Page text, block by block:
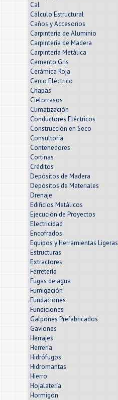
Cal
Cálculo Estructural
Caños y Accesorios
Carpintería de Aluminio
Carpintería de Madera
Carpintería Metálica
Cemento Gris
Cerámica Roja
Cerco Eléctrico
Chapas
Cielorrasos
Climatización
Conductores Eléctricos
Construcción en Seco
Consultoría
Contenedores
Cortinas
Créditos
Depósitos de Madera
Depósitos de Materiales
Drenaje
Edificios Metálicos
Ejecución de Proyectos
Electricidad
Encofrados
Equipos y Herramientas Ligeras
Estructuras
Extractores
Ferretería
Fugas de agua
Fumigación
Fundaciones
Fundiciones
Galpones Prefabricados
Gaviones
Herrajes
Herrería
Hidrófugos
Hidromantas
Hierro
Hojalatería
Hormigón